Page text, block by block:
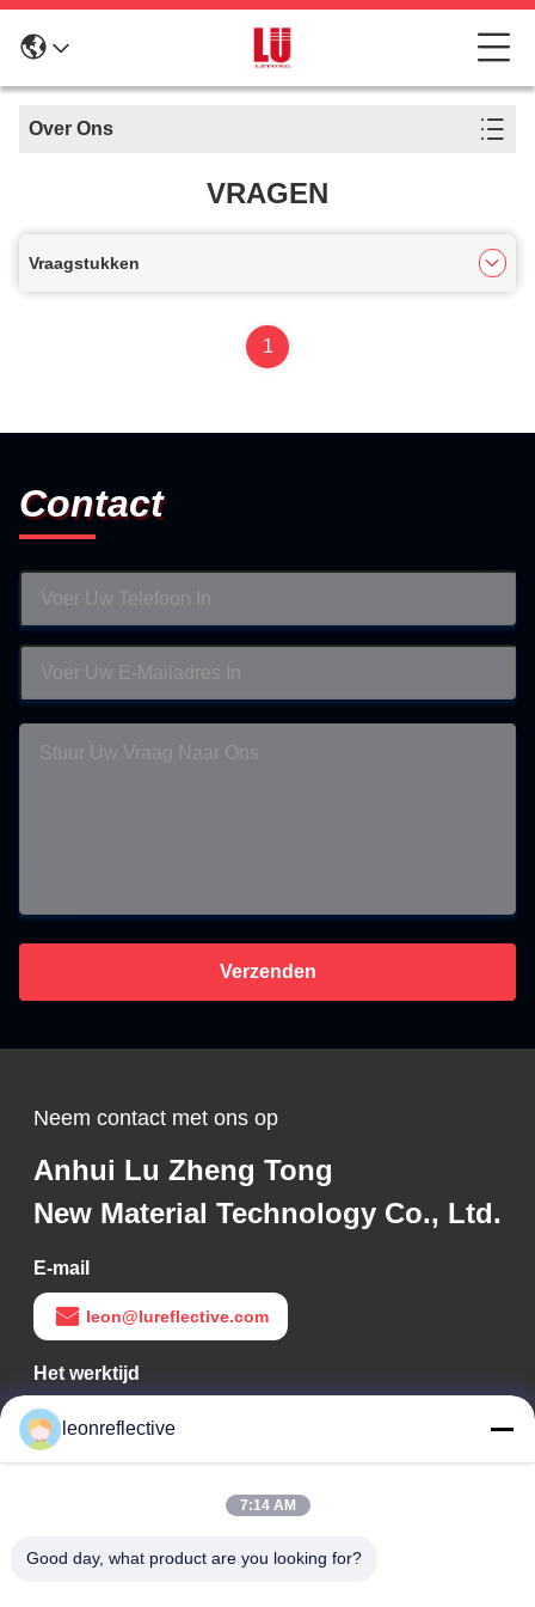
Over Ons
VRAGEN
Vraagstukken
1
Contact
Verzenden
Neem contact met ons op
Anhui Lu Zheng Tong
New Material Technology Co., Ltd.
E-mail
leon@lureflective.com
Het werktijd
9:00-18:00
Ons adres
Technology Park, High-tech Zone, Hefei, Anhui, China
leonreflective
7:14 AM
Good day, what product are you looking for?